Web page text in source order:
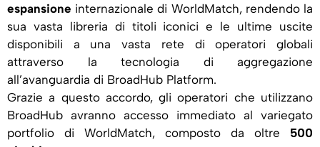
espansione internazionale di WorldMatch, rendendo la
sua vasta libreria di titoli iconici e le ultime uscite
disponibili a una vasta rete di operatori globali
attraverso la tecnologia di aggregazione
all’avanguardia di BroadHub Platform.
Grazie a questo accordo, gli operatori che utilizzano
BroadHub avranno accesso immediato al variegato
portfolio di WorldMatch, composto da oltre 500